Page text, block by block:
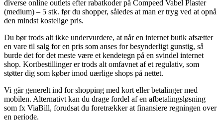
diverse online outlets efter rabatkoder på Compeed Vabel Plaster
(medium) – 5 stk. før du shopper, således at man er tryg ved at opnå
den mindst kostelige pris.
Du bør trods alt ikke undervurdere, at når en internet butik afsætter
en vare til salg for en pris som anses for besynderligt gunstig, så
burde det for det meste være et kendetegn på en svindel internet
shop. Kortbestillinger er trods alt omfavnet af et regulativ, som
støtter dig som køber imod uærlige shops på nettet.
Vi går generelt ind for shopping med kort eller betalinger med
mobilen. Alternativt kan du drage fordel af en afbetalingsløsning
som fx ViaBill, forudsat du foretrækker at finansiere regningen over
en periode.